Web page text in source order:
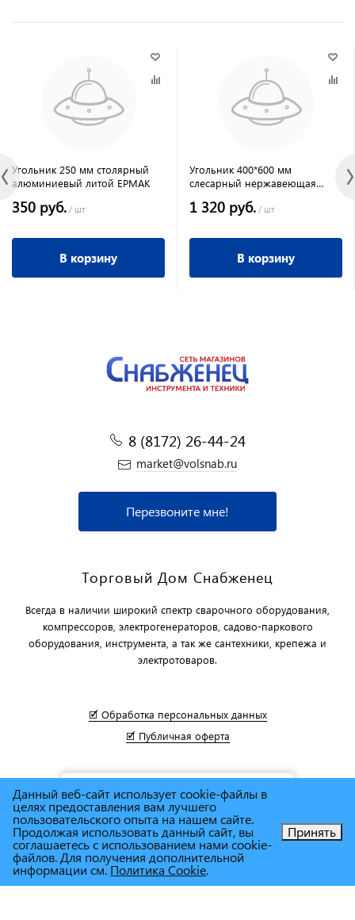
Угольник 250 мм столярный
алюминиевый литой ЕРМАК
350 руб. / шт
В корзину
Угольник 400*600 мм
слесарный нержавеющая
1 320 руб. / шт
В корзину
8 (8172) 26-44-24
market@volsnab.ru
Перезвоните мне!
Торговый Дом Снабженец
Всегда в наличии широкий спектр сварочного оборудования,
компрессоров, электрогенераторов, садово-паркового
оборудования, инструмента, а так же сантехники, крепежа и
электротоваров.
🗹 Обработка персональных данных
🗹 Публичная оферта
Позвоните нам!
Данный веб-сайт использует cookie-файлы в
целях предоставления вам лучшего
пользовательского опыта на нашем сайте.
Продолжая использовать данный сайт, вы
соглашаетесь с использованием нами cookie-
файлов. Для получения дополнительной
информации см.Политика Cookie.
Принять